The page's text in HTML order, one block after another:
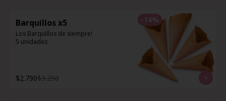
-14%
Barquillos x5
Los Barquillos de siempre!
5 unidades
$2.790$3.250